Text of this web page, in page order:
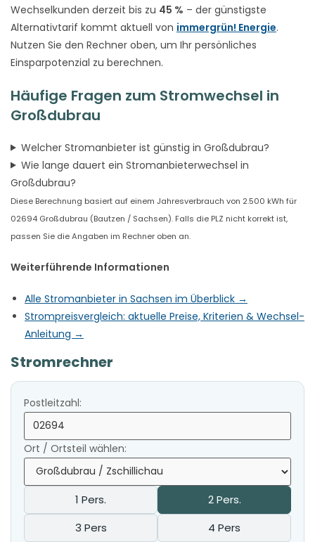
Wechselkunden derzeit bis zu 45 % – der günstigste
Alternativtarif kommt aktuell von immergrün! Energie.
Nutzen Sie den Rechner oben, um Ihr persönliches
Einsparpotenzial zu berechnen.
Häufige Fragen zum Stromwechsel in
Großdubrau
Welcher Stromanbieter ist günstig in Großdubrau?
Wie lange dauert ein Stromanbieterwechsel in
Großdubrau?
Diese Berechnung basiert auf einem Jahresverbrauch von 2.500 kWh für
02694 Großdubrau (Bautzen / Sachsen). Falls die PLZ nicht korrekt ist,
passen Sie die Angaben im Rechner oben an.
Weiterführende Informationen
Alle Stromanbieter in Sachsen im Überblick →
Strompreisvergleich: aktuelle Preise, Kriterien & Wechsel-
Anleitung →
Stromrechner
Postleitzahl:
Ort / Ortsteil wählen:
1 Pers.
2 Pers.
3 Pers
4 Pers